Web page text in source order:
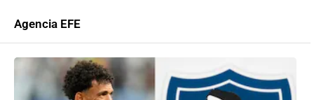
Agencia EFE